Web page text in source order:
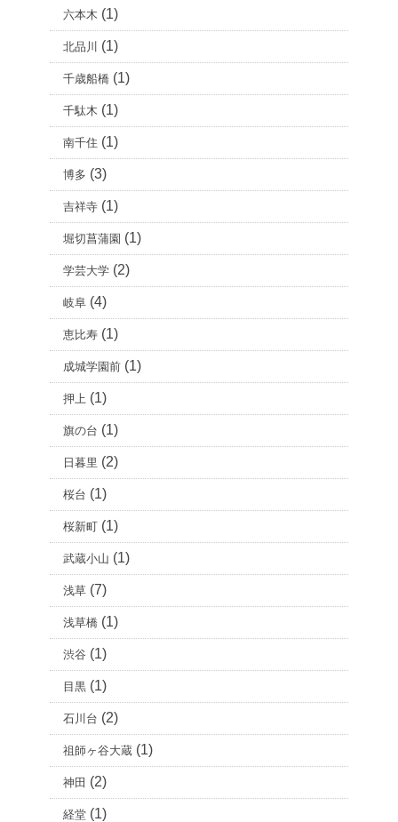
六本木 (1)
北品川 (1)
千歳船橋 (1)
千駄木 (1)
南千住 (1)
博多 (3)
吉祥寺 (1)
堀切菖蒲園 (1)
学芸大学 (2)
岐阜 (4)
恵比寿 (1)
成城学園前 (1)
押上 (1)
旗の台 (1)
日暮里 (2)
桜台 (1)
桜新町 (1)
武蔵小山 (1)
浅草 (7)
浅草橋 (1)
渋谷 (1)
目黒 (1)
石川台 (2)
祖師ヶ谷大蔵 (1)
神田 (2)
経堂 (1)